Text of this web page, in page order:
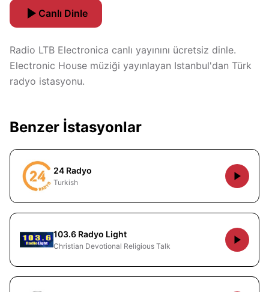
Canlı Dinle
Radio LTB Electronica canlı yayınını ücretsiz dinle.
Electronic House müziği yayınlayan Istanbul'dan Türk
radyo istasyonu.
Benzer İstasyonlar
24 Radyo
Turkish
103.6 Radyo Light
Christian Devotional Religious Talk